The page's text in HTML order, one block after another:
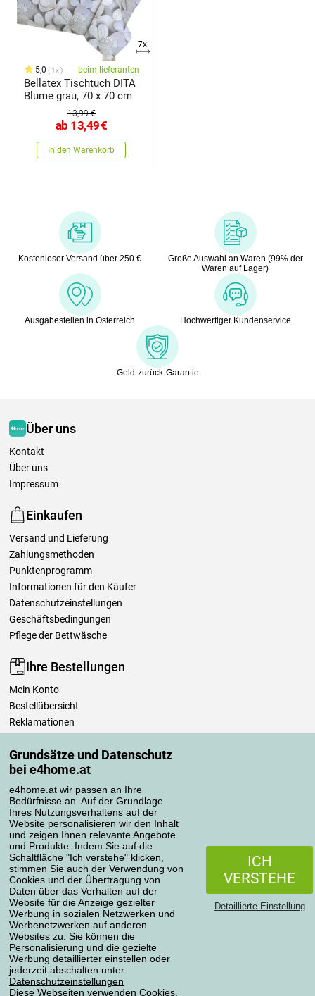
Grundsätze und Datenschutz
bei e4home.at
e4home.at wir passen an Ihre
Bedürfnisse an. Auf der Grundlage
Ihres Nutzungsverhaltens auf der
Website personalisieren wir den Inhalt
und zeigen Ihnen relevante Angebote
und Produkte. Indem Sie auf die
Schaltfläche "Ich verstehe" klicken,
stimmen Sie auch der Verwendung von
Cookies und der Übertragung von
Daten über das Verhalten auf der
Website für die Anzeige gezielter
Werbung in sozialen Netzwerken und
Werbenetzwerken auf anderen
Websites zu. Sie können die
Personalisierung und die gezielte
Werbung detaillierter einstellen oder
jederzeit abschalten unter
Datenschutzeinstellungen
Diese Webseiten verwenden Cookies.
ICH
VERSTEHE
Detaillierte Einstellung
7x
5,0 1x beim lieferanten
Bellatex Tischtuch DITA
Blume grau, 70 x 70 cm
13,99 €
ab 13,49€
In den Warenkorb
Kostenloser Versand über 250 €
Große Auswahl an Waren (99% der
Waren auf Lager)
Ausgabestellen in Österreich Hochwertiger Kundenservice
Geld-zurück-Garantie
Über uns
Kontakt
Über uns
Impressum
Einkaufen
Versand und Lieferung
Zahlungsmethoden
Punktenprogramm
Informationen für den Käufer
Datenschutzeinstellungen
Geschäftsbedingungen
Pflege der Bettwäsche
Ihre Bestellungen
Mein Konto
Bestellübersicht
Reklamationen
Einfach mehr wissen
Richtlinien zur Verarbeitung von Bewertungen
Transportarten
Zahlungsmethoden
Datenschutzerklärung